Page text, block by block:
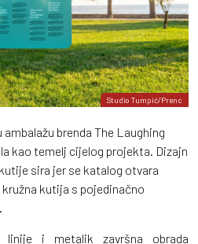
Studio Tumpić/Prenc
brenda The Laughing
kao temelj cijelog projekta. Dizajn
sira jer se katalog otvara
kutija s pojedinačno
linije i metalik završna obrada